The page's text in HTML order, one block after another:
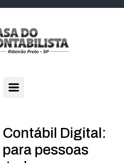
Digital:
pessoas